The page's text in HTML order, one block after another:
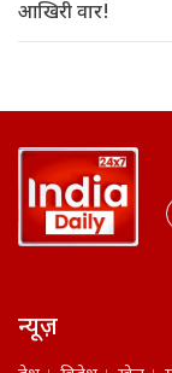
आखिरी वार!
न्यूज़